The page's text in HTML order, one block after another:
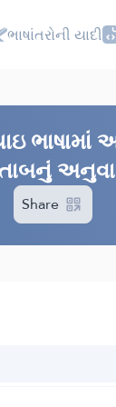
ભાષાંતરોની યાદી
Share